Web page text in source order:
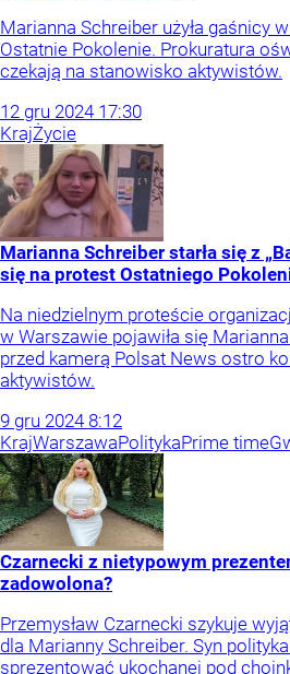
Marianna Schreiber użyła gaśnicy
Ostatnie Pokolenie. Prokuratura
czekają na stanowisko aktywistów.
12 gru 2024 17:30
KrajŻycie
Marianna Schreiber starła się z
się na protest Ostatniego
Na niedzielnym proteście
w Warszawie pojawiła się
przed kamerą Polsat News ostro
aktywistów.
9 gru 2024 8:12
KrajWarszawaPolitykaPrime time
Czarnecki z nietypowym
zadowolona?
Przemysław Czarnecki szykuje
dla Marianny Schreiber. Syn
sprezentować ukochanej pod